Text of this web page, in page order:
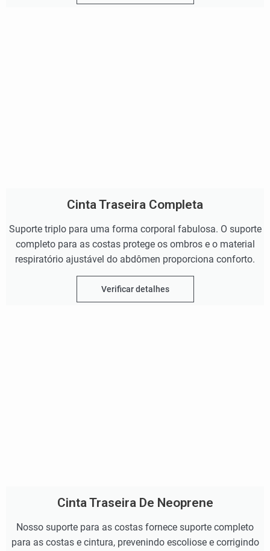
Cinta Traseira Completa
Suporte triplo para uma forma corporal fabulosa. O suporte
completo para as costas protege os ombros e o material
respiratório ajustável do abdômen proporciona conforto.
Verificar detalhes
Cinta Traseira De Neoprene
Nosso suporte para as costas fornece suporte completo
para as costas e cintura, prevenindo escoliose e corrigindo